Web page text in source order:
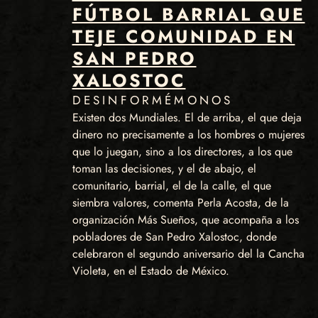
FÚTBOL BARRIAL QUE
TEJE COMUNIDAD EN
SAN PEDRO
XALOSTOC
DESINFORMÉMONOS
Existen dos Mundiales. El de arriba, el que deja
dinero no precisamente a los hombres o mujeres
que lo juegan, sino a los directores, a los que
toman las decisiones, y el de abajo, el
comunitario, barrial, el de la calle, el que
siembra valores, comenta Perla Acosta, de la
organización Más Sueños, que acompaña a los
pobladores de San Pedro Xalostoc, donde
celebraron el segundo aniversario del la Cancha
Violeta, en el Estado de México.